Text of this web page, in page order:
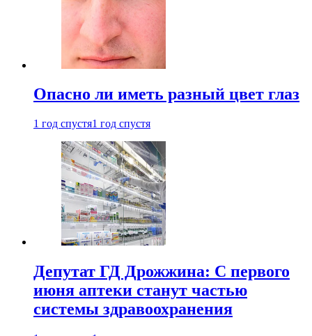
Опасно ли иметь разный цвет глаз
1 год спустя1 год спустя
Депутат ГД Дрожжина: С первого
июня аптеки станут частью
системы здравоохранения